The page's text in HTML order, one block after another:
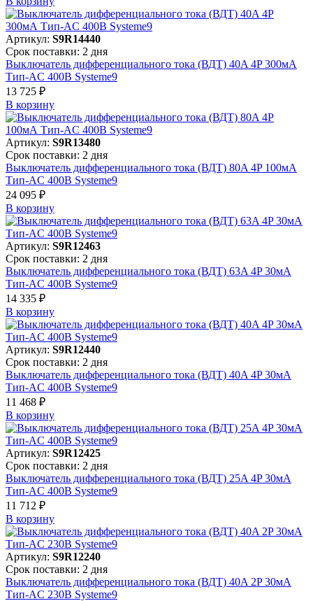
Артикул: S9R14440
Срок поставки: 2 дня
Выключатель дифференциального тока (ВДТ) 40A 4P 300мА
Тип-AC 400В Systeme9
13 725 ₽
В корзинy
Артикул: S9R13480
Срок поставки: 2 дня
Выключатель дифференциального тока (ВДТ) 80A 4P 100мА
Тип-AC 400В Systeme9
24 095 ₽
В корзинy
Артикул: S9R12463
Срок поставки: 2 дня
Выключатель дифференциального тока (ВДТ) 63A 4P 30мА
Тип-AC 400В Systeme9
14 335 ₽
В корзинy
Артикул: S9R12440
Срок поставки: 2 дня
Выключатель дифференциального тока (ВДТ) 40A 4P 30мА
Тип-AC 400В Systeme9
11 468 ₽
В корзинy
Артикул: S9R12425
Срок поставки: 2 дня
Выключатель дифференциального тока (ВДТ) 25A 4P 30мА
Тип-AC 400В Systeme9
11 712 ₽
В корзинy
Артикул: S9R12240
Срок поставки: 2 дня
Выключатель дифференциального тока (ВДТ) 40A 2P 30мА
Тип-AC 230В Systeme9